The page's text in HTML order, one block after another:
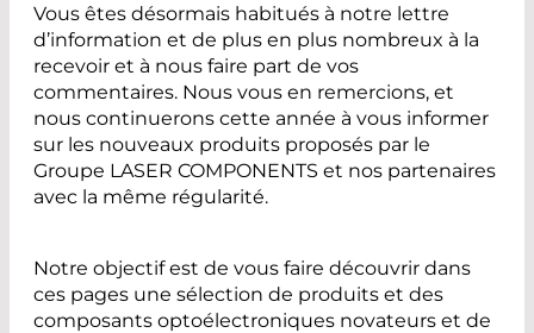
Vous êtes désormais habitués à notre lettre
d’information et de plus en plus nombreux à la
recevoir et à nous faire part de vos
commentaires. Nous vous en remercions, et
nous continuerons cette année à vous informer
sur les nouveaux produits proposés par le
Groupe LASER COMPONENTS et nos partenaires
avec la même régularité.
Notre objectif est de vous faire découvrir dans
ces pages une sélection de produits et des
composants optoélectroniques novateurs et de